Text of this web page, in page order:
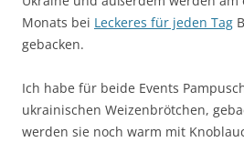
Monats bei Leckeres für jeden Tag
gebacken.
Ich habe für beide Events
ukrainischen Weizenbrötchen,
werden sie noch warm mit